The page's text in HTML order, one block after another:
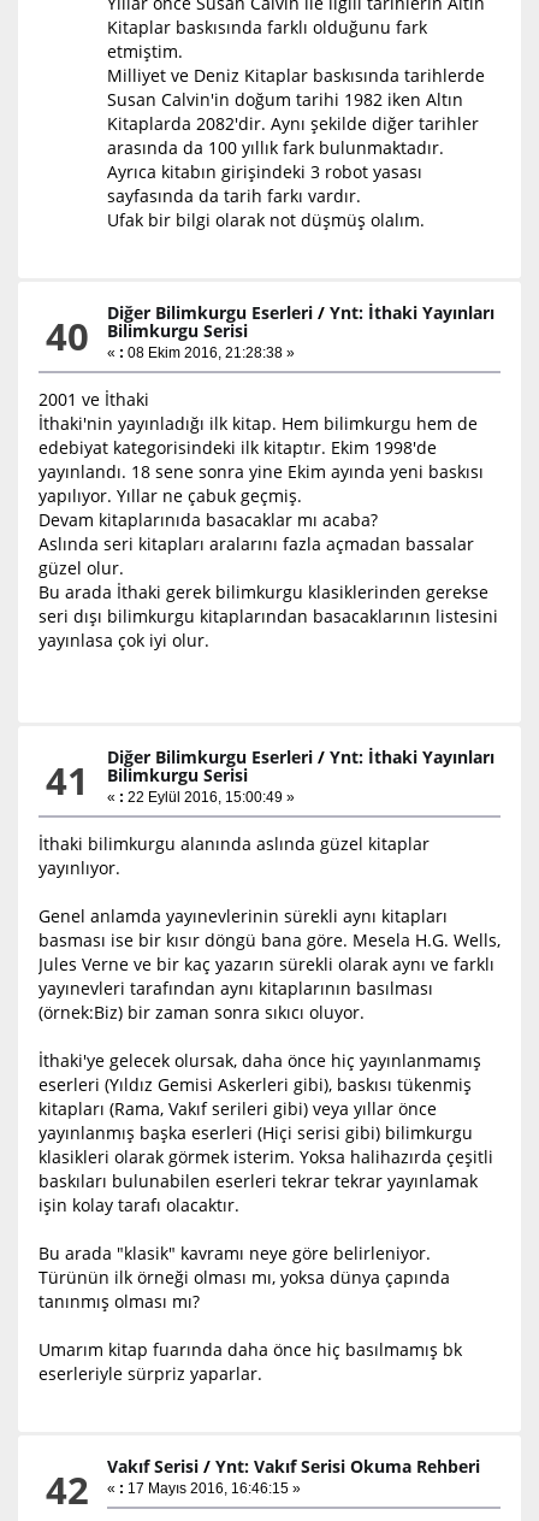
Kitaplar baskısında farklı olduğunu fark
etmiştim.
Milliyet ve Deniz Kitaplar baskısında tarihlerde
Susan Calvin'in doğum tarihi 1982 iken Altın
Kitaplarda 2082'dir. Aynı şekilde diğer tarihler
arasında da 100 yıllık fark bulunmaktadır.
Ayrıca kitabın girişindeki 3 robot yasası
sayfasında da tarih farkı vardır.
Ufak bir bilgi olarak not düşmüş olalım.
40 Diğer Bilimkurgu Eserleri /Ynt: İthaki Yayınları
Bilimkurgu Serisi
« : 08 Ekim 2016, 21:28:38 »
2001 ve İthaki
İthaki'nin yayınladığı ilk kitap. Hem bilimkurgu hem de
edebiyat kategorisindeki ilk kitaptır. Ekim 1998'de
yayınlandı. 18 sene sonra yine Ekim ayında yeni baskısı
yapılıyor. Yıllar ne çabuk geçmiş.
Devam kitaplarınıda basacaklar mı acaba?
Aslında seri kitapları aralarını fazla açmadan bassalar
güzel olur.
Bu arada İthaki gerek bilimkurgu klasiklerinden gerekse
seri dışı bilimkurgu kitaplarından basacaklarının listesini
yayınlasa çok iyi olur.
41 Diğer Bilimkurgu Eserleri /Ynt: İthaki Yayınları
Bilimkurgu Serisi
« : 22 Eylül 2016, 15:00:49 »
İthaki bilimkurgu alanında aslında güzel kitaplar
yayınlıyor.
Genel anlamda yayınevlerinin sürekli aynı kitapları
basması ise bir kısır döngü bana göre. Mesela H.G. Wells,
Jules Verne ve bir kaç yazarın sürekli olarak aynı ve farklı
yayınevleri tarafından aynı kitaplarının basılması
(örnek:Biz) bir zaman sonra sıkıcı oluyor.
İthaki'ye gelecek olursak, daha önce hiç yayınlanmamış
eserleri (Yıldız Gemisi Askerleri gibi), baskısı tükenmiş
kitapları (Rama, Vakıf serileri gibi) veya yıllar önce
yayınlanmış başka eserleri (Hiçi serisi gibi) bilimkurgu
klasikleri olarak görmek isterim. Yoksa halihazırda çeşitli
baskıları bulunabilen eserleri tekrar tekrar yayınlamak
işin kolay tarafı olacaktır.
Bu arada "klasik" kavramı neye göre belirleniyor.
Türünün ilk örneği olması mı, yoksa dünya çapında
tanınmış olması mı?
Umarım kitap fuarında daha önce hiç basılmamış bk
eserleriyle sürpriz yaparlar.
42 Vakıf Serisi /Ynt: Vakıf Serisi Okuma Rehberi
« : 17 Mayıs 2016, 16:46:15 »